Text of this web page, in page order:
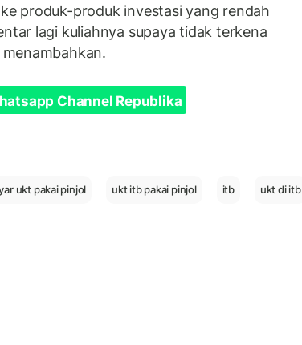
produk-produk investasi yang rendah
lagi kuliahnya supaya tidak terkena
Channel Republika
ukt pakai pinjol ukt itb pakai pinjol itb ukt di itb